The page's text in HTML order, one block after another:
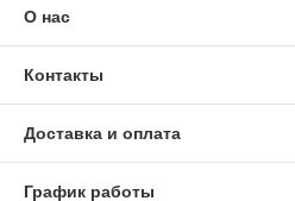
О нас
Контакты
Доставка и оплата
График работы